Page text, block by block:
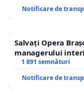
Notificare de
Salvați Opera
managerului
1 891 semnături
Notificare de